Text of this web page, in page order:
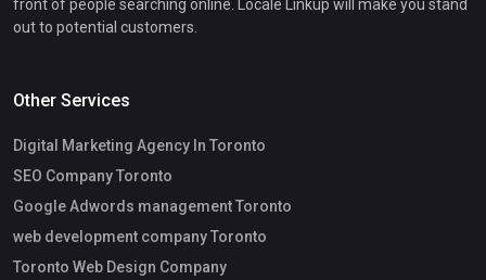
front of people searching online. Locale Linkup will make you stand
out to potential customers.
Other Services
Digital Marketing Agency In Toronto
SEO Company Toronto
Google Adwords management Toronto
web development company Toronto
Toronto Web Design Company